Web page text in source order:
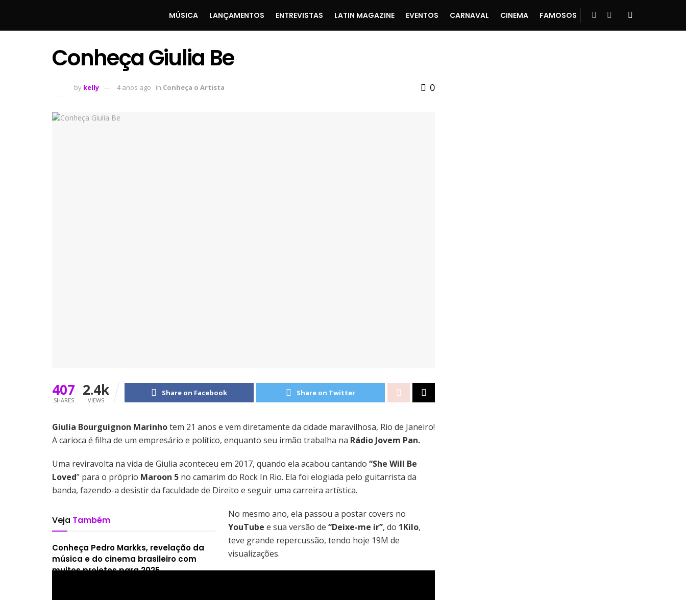
MÚSICA LANÇAMENTOS ENTREVISTAS LATIN MAGAZINE EVENTOS CARNAVAL CINEMA FAMOSOS
Conheça Giulia Be
by kelly 4 anos ago in Conheça o Artista 0
407
SHARES
2.4k
VIEWS
Share on Facebook Share on Twitter
Giulia Bourguignon Marinhotem 21 anos e vem diretamente da cidade maravilhosa, Rio de Janeiro!
A carioca é filha de um empresário e político, enquanto seu irmão trabalha na Rádio Jovem Pan.
Uma reviravolta na vida de Giulia aconteceu em 2017, quando ela acabou cantando “She Will Be
Loved” para o próprio Maroon 5 no camarim do Rock In Rio. Ela foi elogiada pelo guitarrista da
banda, fazendo-a desistir da faculdade de Direito e seguir uma carreira artística.
Veja Também
Conheça Pedro Markks, revelação da
música e do cinema brasileiro com
muitos projetos para 2025
No mesmo ano, ela passou a postar covers no
YouTube e sua versão de “Deixe-me ir”, do 1Kilo,
teve grande repercussão, tendo hoje 19M de
visualizações.